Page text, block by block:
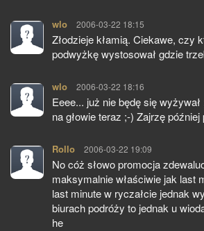
wlo pisze:
2006-03-22 18:15
Złodzieje kłamią. Ciekawe, czy
podwyżkę wystosował gdzie
wlo pisze:
2006-03-22 18:16
Eeee... już nie będę się
na głowie teraz ;-) Zajrzę
Rollo pisze:
2006-03-22 19:09
No cóż słowo promocja
maksymalnie właściwie jak last
last minute w ryczałcie jednak
biurach podróży to jednak u
he